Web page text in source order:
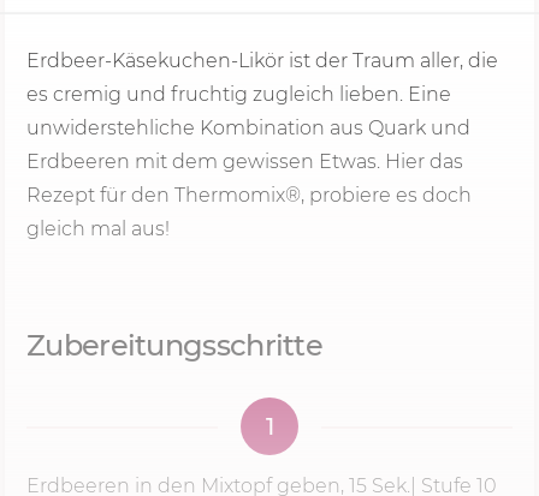
Erdbeer-Käsekuchen-Likör ist der Traum aller, die
es cremig und fruchtig zugleich lieben. Eine
unwiderstehliche Kombination aus Quark und
Erdbeeren mit dem gewissen Etwas. Hier das
Rezept für den Thermomix®, probiere es doch
gleich mal aus!
Zubereitungsschritte
1
Erdbeeren in den Mixtopf geben, 15 Sek.
| Stufe 10